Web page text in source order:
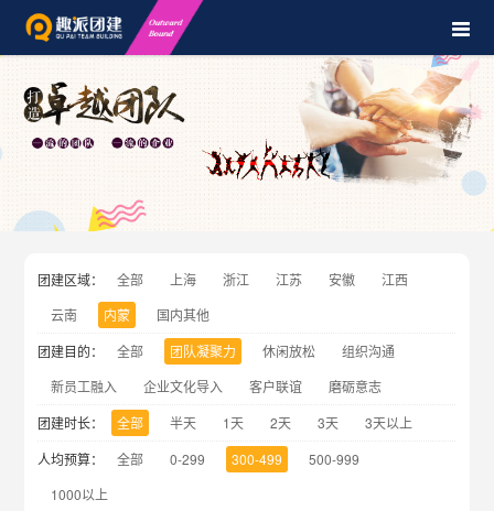
团建区域： 全部 上海 浙江 江苏 安徽
江西
云南
内蒙
国内其他
团建目的：
全部 团队凝聚力 休闲放松
组织沟通
新员工融入
企业文化导入 客户联谊
磨砺意志
团建时长：
全部 半天 1天 2天 3天
3天以上
人均预算：
全部 0-299 300-499
500-999
1000以上